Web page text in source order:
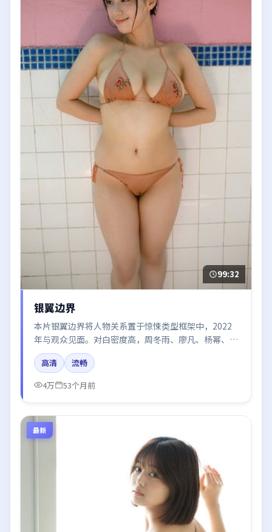
99:32
银翼边界
本片银翼边界将人物关系置于惊悚类型框架中，2022
年与观众见面。对白密度高，周冬雨、廖凡、杨幂、肖
战的台词节奏值得关注；整体气质偏英国都市与冷色调
摄影。
高清
流畅
4万
53个月前
最新